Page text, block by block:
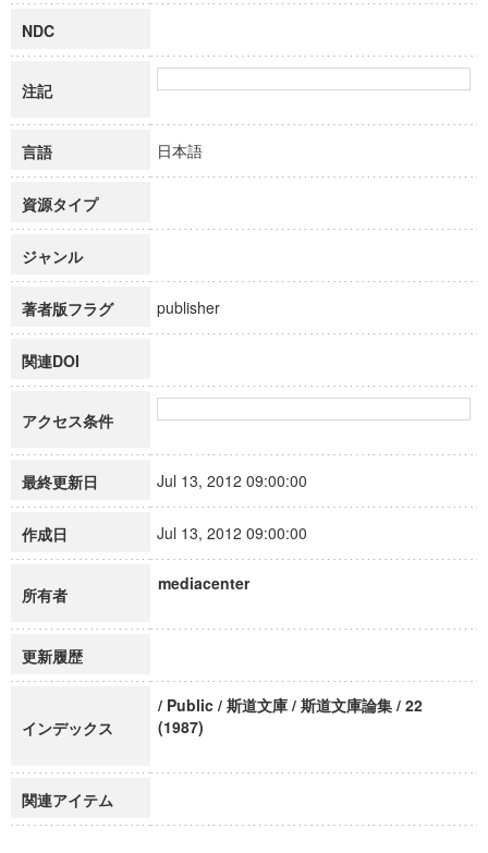
NDC
注記
言語 日本語
資源タイプ
ジャンル
著者版フラグ publisher
関連DOI
アクセス条件
最終更新日 Jul 13, 2012 09:00:00
作成日 Jul 13, 2012 09:00:00
所有者
mediacenter
更新履歴
インデックス
/ Public / 斯道文庫 / 斯道文庫論集 / 22
(1987)
関連アイテム